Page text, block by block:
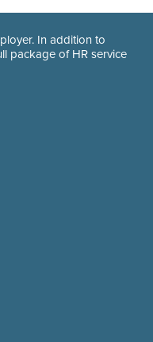
In addition to
package of HR service